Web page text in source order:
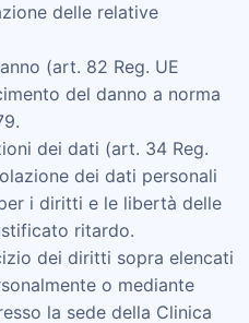
delle relative
(art. 82 Reg. UE
del danno a norma
dei dati (art. 34 Reg.
dei dati personali
i diritti e le libertà delle
ritardo.
dei diritti sopra elencati
o mediante
la sede della Clinica